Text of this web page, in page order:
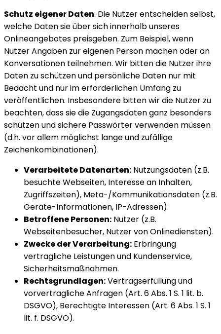
Schutz eigener Daten: Die Nutzer entscheiden selbst,
welche Daten sie über sich innerhalb unseres
Onlineangebotes preisgeben. Zum Beispiel, wenn
Nutzer Angaben zur eigenen Person machen oder an
Konversationen teilnehmen. Wir bitten die Nutzer ihre
Daten zu schützen und persönliche Daten nur mit
Bedacht und nur im erforderlichen Umfang zu
veröffentlichen. Insbesondere bitten wir die Nutzer zu
beachten, dass sie die Zugangsdaten ganz besonders
schützen und sichere Passwörter verwenden müssen
(d.h. vor allem möglichst lange und zufällige
Zeichenkombinationen).
Verarbeitete Datenarten: Nutzungsdaten (z.B.
besuchte Webseiten, Interesse an Inhalten,
Zugriffszeiten), Meta-/Kommunikationsdaten (z.B.
Geräte-Informationen, IP-Adressen).
Betroffene Personen: Nutzer (z.B.
Webseitenbesucher, Nutzer von Onlinediensten).
Zwecke der Verarbeitung: Erbringung
vertragliche Leistungen und Kundenservice,
Sicherheitsmaßnahmen.
Rechtsgrundlagen:Vertragserfüllung und
vorvertragliche Anfragen (Art. 6 Abs. 1 S. 1 lit. b.
DSGVO), Berechtigte Interessen (Art. 6 Abs. 1 S. 1
lit. f. DSGVO).